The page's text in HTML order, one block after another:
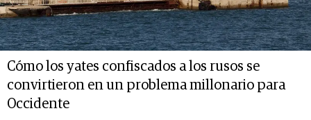
Cómo los yates confiscados a los rusos se
convirtieron en un problema millonario para
Occidente